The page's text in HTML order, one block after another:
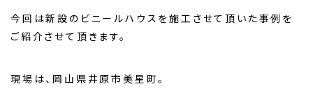
今回は新設のビニールハウスを施工させて頂いた事例を
ご紹介させて頂きます。
現場は、岡山県井原市美星町。